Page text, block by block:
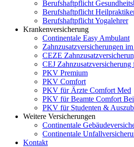
Berufshaftpflicht
Berufshaftpflicht
Berufshaftpflicht Yogalehrer
Krankenversicherung
Continentale Easy Ambulant
Zahnzusatzversicherungen
CEZE
CEJ
PKV Premium
PKV Comfort
PKV für Ärzte Comfort Med
PKV für Beamte Comfort
PKV für Studenten &
Weitere Versicherungen
Continentale
Continentale
Kontakt